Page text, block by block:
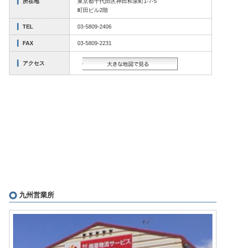
町田ビル2階
TEL 03-5809-2406
FAX 03-5809-2231
アクセス
九州営業所